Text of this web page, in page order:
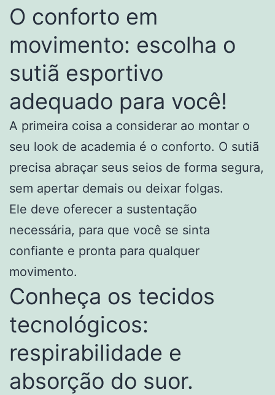
O conforto em
movimento: escolha o
sutiã esportivo
adequado para você!
A primeira coisa a considerar ao montar o
seu look de academia é o conforto. O sutiã
precisa abraçar seus seios de forma segura,
sem apertar demais ou deixar folgas.
Ele deve oferecer a sustentação
necessária, para que você se sinta
confiante e pronta para qualquer
movimento.
Conheça os tecidos
tecnológicos:
respirabilidade e
absorção do suor.